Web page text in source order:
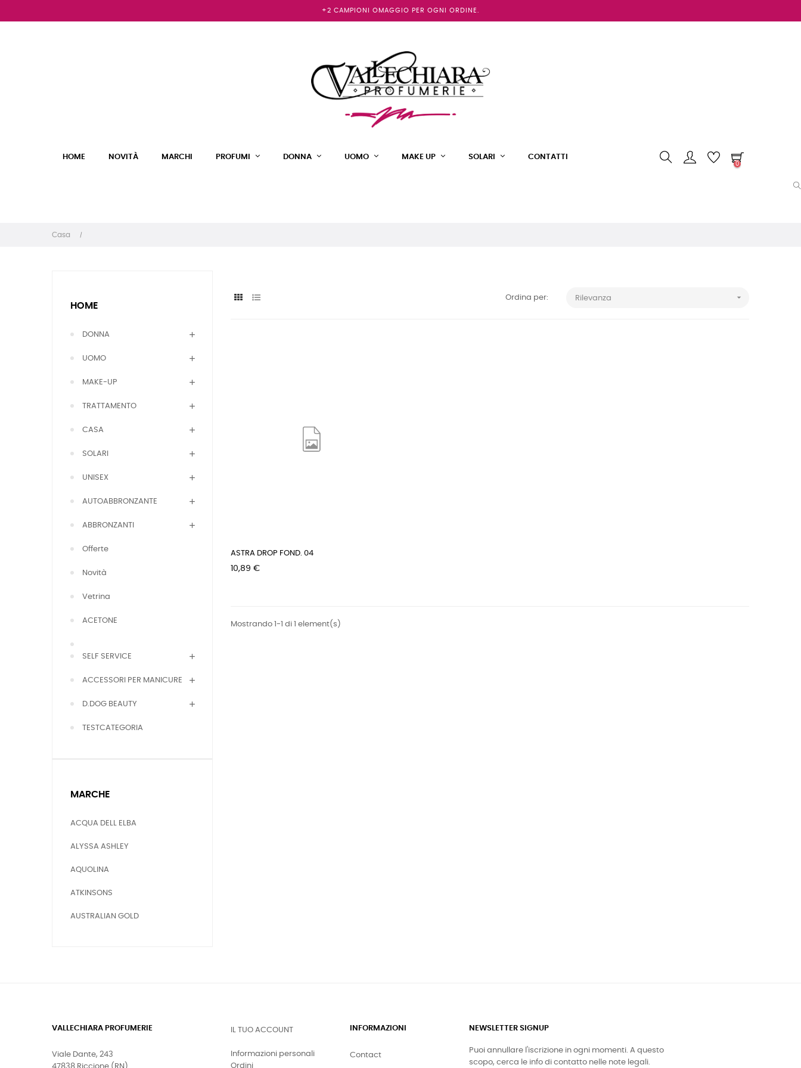
+2 CAMPIONI OMAGGIO PER OGNI ORDINE.
HOME NOVITÀ MARCHI PROFUMI DONNA UOMO MAKE UP SOLARI CONTATTI
0
Casa
HOME
DONNA
UOMO
MAKE-UP
TRATTAMENTO
CASA
SOLARI
UNISEX
AUTOABBRONZANTE
ABBRONZANTI
Offerte
Novità
Vetrina
ACETONE
SELF SERVICE
ACCESSORI PER MANICURE
D.DOG BEAUTY
TESTCATEGORIA
MARCHE
ACQUA DELL ELBA
ALYSSA ASHLEY
AQUOLINA
ATKINSONS
AUSTRALIAN GOLD
Ordina per: Rilevanza 
ASTRA DROP FOND. 04
Prezzo
10,89 €
Mostrando 1-1 di 1 element(s)
VALLECHIARA PROFUMERIE
Viale Dante, 243
IL TUO ACCOUNT
Informazioni personali
Ordini
INFORMAZIONI
Contact
NEWSLETTER SIGNUP
Puoi annullare l'iscrizione in ogni momenti. A questo
scopo, cerca le info di contatto nelle note legali.